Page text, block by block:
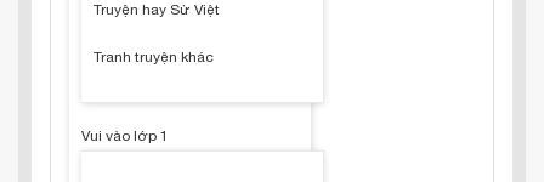
Truyện hay Sử Việt
Tranh truyện khác
Vui vào lớp 1